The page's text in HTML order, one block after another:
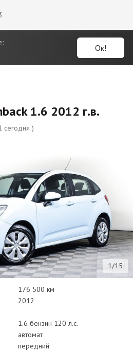
Ок!
1.6 2012 г.в.
сегодня )
1/15
176 500 км
2012
1.6 бензин 120 л.с.
автомат
передний